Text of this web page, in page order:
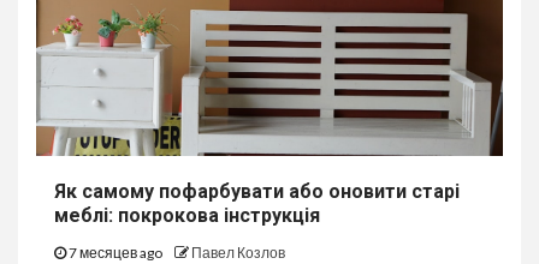
Як самому пофарбувати або оновити старі
меблі: покрокова інструкція
7 месяцев ago Павел Козлов